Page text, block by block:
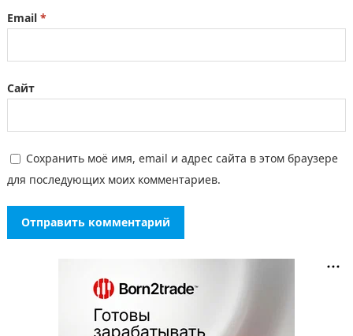
Email *
Сайт
Сохранить моё имя, email и адрес сайта в этом браузере
для последующих моих комментариев.